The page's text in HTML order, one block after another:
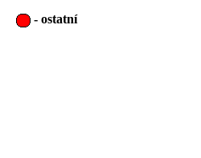
- ostatní